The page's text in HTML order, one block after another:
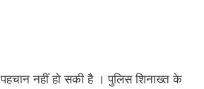
नहीं हो सकी है । पुलिस शिनाख्त के